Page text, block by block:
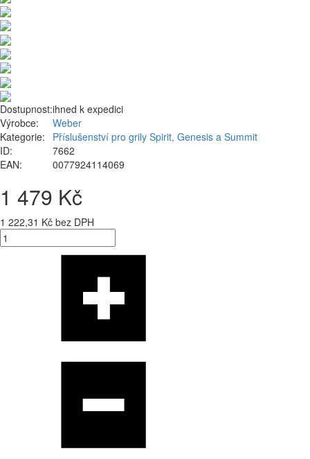
Dostupnost:ihned k expedici
Výrobce:
Weber
Kategorie:
Příslušenství pro grily Spirit, Genesis a Summit
ID:
7662
EAN:
0077924114069
1 479 Kč
1 222,31 Kč bez DPH